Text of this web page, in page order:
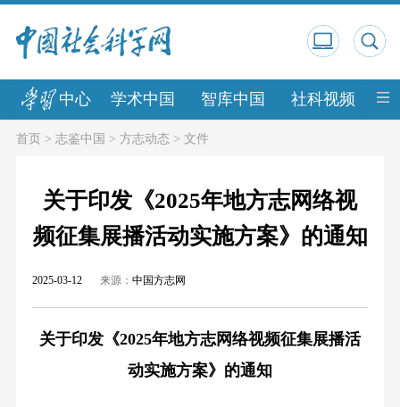
中心 学术中国 智库中国 社科视频 中
首页> 志鉴中国 > 方志动态 > 文件
关于印发《2025年地方志网络视
频征集展播活动实施方案》的通知
2025-03-12 来源： 中国方志网
关于印发《2025年地方志网络视频征集展播活
动实施方案》的通知